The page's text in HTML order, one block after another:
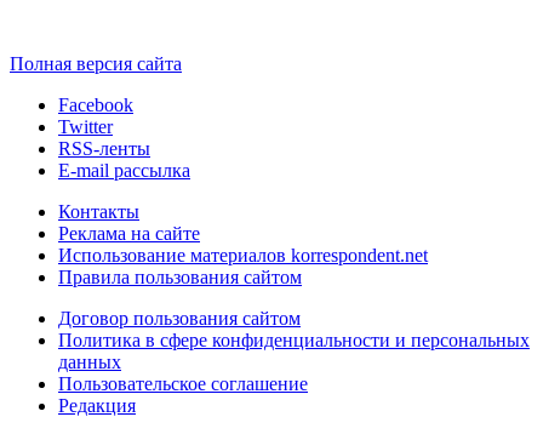
Полная версия сайта
Facebook
Twitter
RSS-ленты
E-mail рассылка
Контакты
Реклама на сайте
Использование материалов korrespondent.net
Правила пользования сайтом
Договор пользования сайтом
Политика в сфере конфиденциальности и персональных
данных
Пользовательское соглашение
Редакция